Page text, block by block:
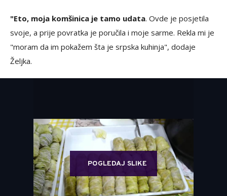
"Eto, moja komšinica je tamo udata. Ovde je posjetila
svoje, a prije povratka je poručila i moje sarme. Rekla mi je
"moram da im pokažem šta je srpska kuhinja", dodaje
Željka.
POGLEDAJ SLIKE